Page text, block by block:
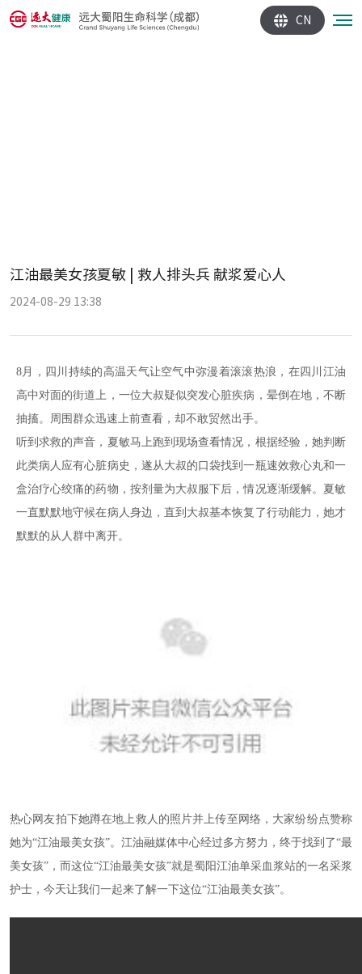
CN
江油最美女孩夏敏 | 救人排头兵 献浆爱心人
2024-08-29 13:38
8月，四川持续的高温天气让空气中弥漫着滚滚热浪，在四川江油
高中对面的街道上，一位大叔疑似突发心脏疾病，晕倒在地，不断
抽搐。周围群众迅速上前查看，却不敢贸然出手。
听到求救的声音，夏敏马上跑到现场查看情况，根据经验，她判断
此类病人应有心脏病史，遂从大叔的口袋找到一瓶速效救心丸和一
盒治疗心绞痛的药物，按剂量为大叔服下后，情况逐渐缓解。夏敏
一直默默地守候在病人身边，直到大叔基本恢复了行动能力，她才
默默的从人群中离开。
热心网友拍下她蹲在地上救人的照片并上传至网络，大家纷纷点赞称
她为“江油最美女孩”。江油融媒体中心经过多方努力，终于找到了“最
美女孩”，而这位“江油最美女孩”就是蜀阳江油单采血浆站的一名采浆
护士，今天让我们一起来了解一下这位“江油最美女孩”。